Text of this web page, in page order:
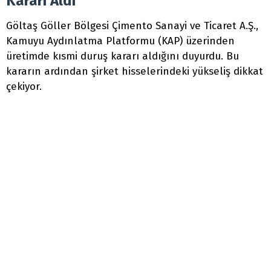
Göltaş Göller Bölgesi Çimento Sanayi ve Ticaret A.Ş.,
Kamuyu Aydınlatma Platformu (KAP) üzerinden
üretimde kısmi duruş kararı aldığını duyurdu. Bu
kararın ardından şirket hisselerindeki yükseliş dikkat
çekiyor.